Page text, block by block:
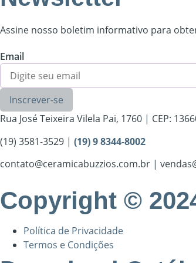
Assine nosso boletim informativo para
Email
Inscrever-se
Rua José Teixeira Vilela Pai, 1760 | CEP:
(19) 3581-3529 | (19) 9 8344-8002
contato@ceramicabuzzios.com.br |
Copyright ©
Política de Privacidade
Termos e Condições